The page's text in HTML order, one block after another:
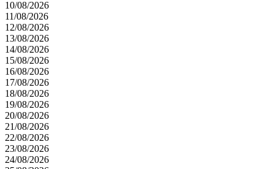
10/08/2026
11/08/2026
12/08/2026
13/08/2026
14/08/2026
15/08/2026
16/08/2026
17/08/2026
18/08/2026
19/08/2026
20/08/2026
21/08/2026
22/08/2026
23/08/2026
24/08/2026